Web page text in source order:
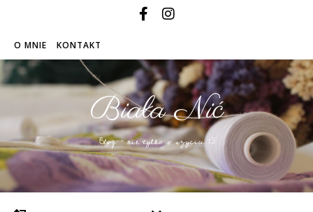
O MNIE KONTAKT
Biała Nić
Blog – nie tylko o szyciu :)